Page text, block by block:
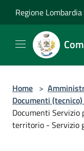
Regione Lombardia
Home >
Documenti
Documenti Servizio
territorio - Servizio